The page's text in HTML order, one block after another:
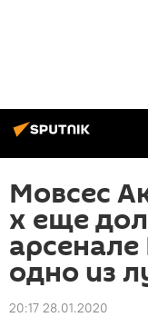
Мовсес
х еще
одно из
20:17 28.01.2020